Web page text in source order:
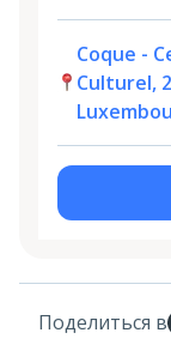
Coque -
Culturel,
Поделиться в